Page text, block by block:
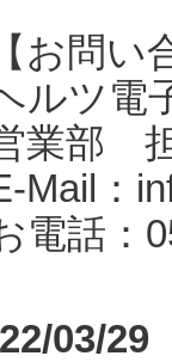
【お問い
ルツ電
業部
Mail：
電話：
03/29